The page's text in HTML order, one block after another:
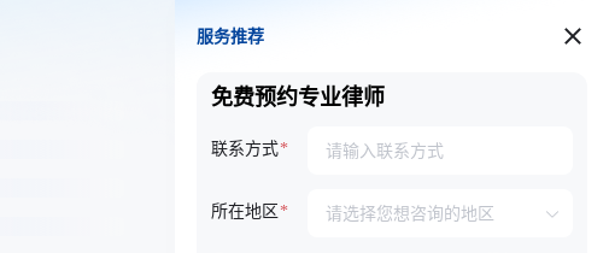
服务推荐
服务推荐
免费预约专业律师
联系方式
所在地区